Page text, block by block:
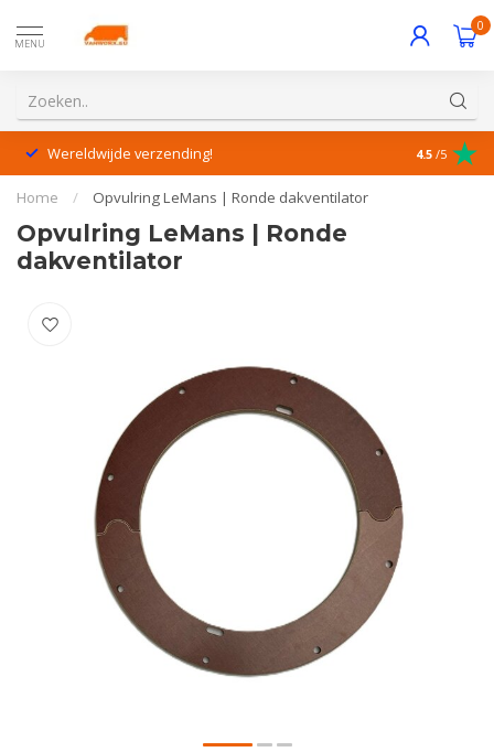
MENU
0
Wereldwijde verzending! 4.5 /5
Home / Opvulring LeMans | Ronde dakventilator
Opvulring LeMans | Ronde
dakventilator